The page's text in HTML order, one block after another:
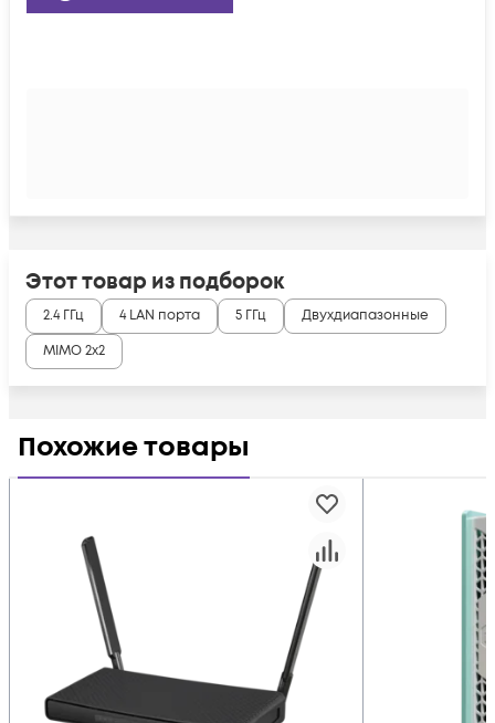
Этот товар из подборок
2.4 ГГц 4 LAN порта 5 ГГц
Двухдиапазонные
MIMO 2x2
Похожие товары